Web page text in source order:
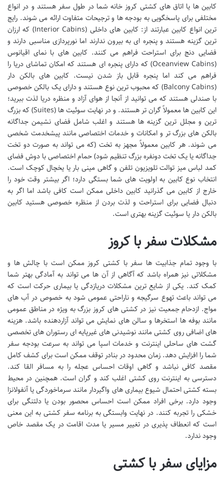
کابین ها یا اتاق های کشتی کروز خانه شما در طول سفر هستند و در انواع
مختلفی برای پاسخگویی به بودجه ها و ترجیحات متفاوت ارائه می شوند. رایج
ترین انواع کابین عبارتند از: کابین های داخلی (Interior Cabins) که ارزان
ترین گزینه هستند و پنجره ای به بیرون ندارند اما نورپردازی مناسبی دارند و
فضایی دنج برای استراحت فراهم می کنند. کابین های با نمای اقیانوس
(Oceanview Cabins) که دارای پنجره ای هستند که امکان تماشای دریا را
فراهم می کند اما پنجره قابل باز شدن نیست. کابین های بالکن دار
(Balcony Cabins) که محبوب ترین نوع هستند و دارای یک بالکن خصوصی
با صندلی هستند که می توانید از آنجا از هوای آزاد و منظره دریا لذت ببرید؛
این کابین ها معمولاً گران تر هستند. و در نهایت سوئیت ها (Suites) که بزرگ
ترین و مجلل ترین گزینه ها هستند و اغلب شامل فضای نشیمن جداگانه
بالکن های بزرگ تر و امکانات و خدمات اختصاصی مانند پیشخدمت شخصی
می شوند. هر کابین معمولاً مجهز به تخت (که می تواند به صورت دو تخت
جداگانه یا یک تخت دونفره بزرگ تنظیم شود) حمام اختصاصی با دوش فضای
کمد لباس میز توالت تلویزیون تلفن و گاهی مینی بار یا یخچال کوچک است.
انتخاب نوع کابین به اولویت های شما بستگی دارد؛ اگر بیشتر وقت خود را
خارج از کابین می گذرانید کابین داخلی ممکن است کافی باشد اما اگر به
دنبال فضایی برای استراحت و لذت بردن از منظره خصوصی هستید کابین
بالکن دار یا سوئیت گزینه بهتری است.
مشکلات سفر با کروز
با وجود تمام جذابیت ها سفر با کشتی کروز ممکن است با چالش ها و
مشکلاتی نیز همراه باشد که آگاهی از آن ها می تواند به آمادگی بهتر شما
کمک کند. یکی از شایع ترین مشکلات دریازدگی یا بیماری حرکت است که
می تواند باعث تهوع سرگیجه و ناراحتی عمومی شود به خصوص در آب های
مواج. ازدحام جمعیت نیز در کشتی های کروز بزرگ به ویژه در مناطق عمومی
مانند بوفه ها استخرها و سالن های نمایش می تواند آزاردهنده باشد. هزینه
های اضافی روی کشتی مانند نوشیدنی های غیرپایه ای رستوران های تخصصی
گشت های ساحلی اینترنت و خدمات اسپا می تواند به سرعت بودجه سفر
شما را افزایش دهد. زمان محدود در بنادر توقف ممکن است برای کشف کامل
مقصد کافی نباشد و گاهی اوقات احساس عجله را به مسافر القا کند.
دسترسی به اینترنت روی کشتی اغلب کند و گران است. همچنین در محیط
بسته کشتی احتمال شیوع بیماری های واگیردار مانند سرماخوردگی یا آنفولانزا
وجود دارد. برخی افراد ممکن است احساس محصور بودن یا دلتنگی برای
خشکی را تجربه کنند. در نهایت وابستگی به برنامه سفر کشتی به این معنی
است که انعطاف پذیری در تغییر مسیر یا مدت اقامت در یک مقصد خاص
وجود ندارد.
مزایای سفر با کشتی